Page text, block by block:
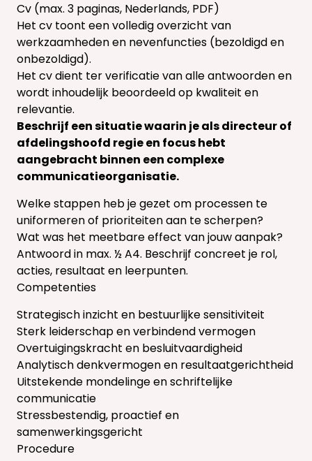
Cv (max. 3 paginas, Nederlands, PDF)
Het cv toont een volledig overzicht van
werkzaamheden en nevenfuncties (bezoldigd en
onbezoldigd).
Het cv dient ter verificatie van alle antwoorden en
wordt inhoudelijk beoordeeld op kwaliteit en
relevantie.
Beschrijf een situatie waarin je als directeur of
afdelingshoofd regie en focus hebt
aangebracht binnen een complexe
communicatieorganisatie.
Welke stappen heb je gezet om processen te
uniformeren of prioriteiten aan te scherpen?
Wat was het meetbare effect van jouw aanpak?
Antwoord in max. ½ A4. Beschrijf concreet je rol,
acties, resultaat en leerpunten.
Competenties
Strategisch inzicht en bestuurlijke sensitiviteit
Sterk leiderschap en verbindend vermogen
Overtuigingskracht en besluitvaardigheid
Analytisch denkvermogen en resultaatgerichtheid
Uitstekende mondelinge en schriftelijke
communicatie
Stressbestendig, proactief en
samenwerkingsgericht
Procedure